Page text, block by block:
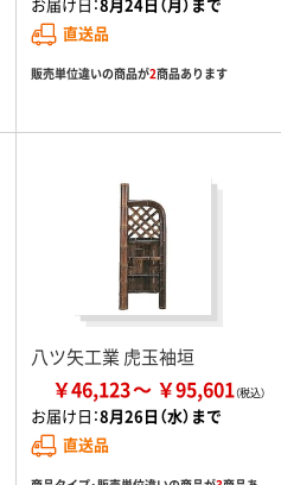
直送品
販売単位違いの商品が2商品あります
八ツ矢工業 虎玉袖垣
￥46,123 ￥95,601
お届け日：8月26日（水）まで
直送品